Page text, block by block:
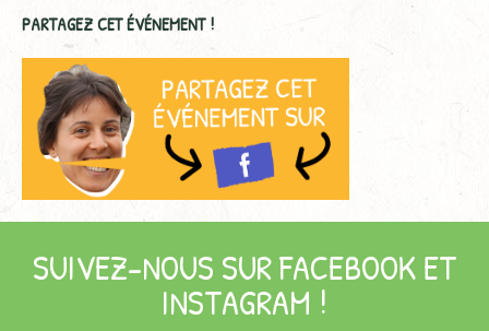
PARTAGEZ CET ÉVÉNEMENT !
SUIVEZ-NOUS SUR FACEBOOK ET
INSTAGRAM !